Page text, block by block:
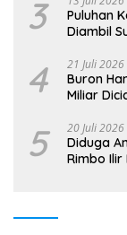
3
Puluhan
Diambil
4 21 Juli 2026
Buron
Miliar
5 20 Juli 2026
Diduga
Rimbo Ilir